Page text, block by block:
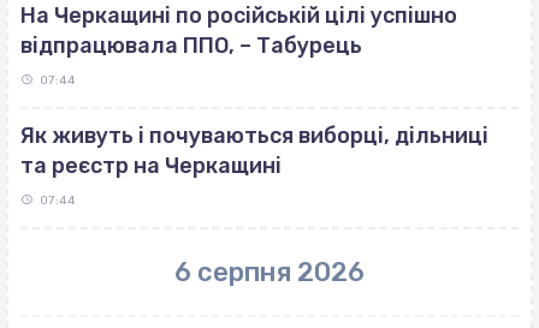
На Черкащині по російській цілі успішно
відпрацювала ППО, – Табурець
07:44
Як живуть і почуваються виборці, дільниці
та реєстр на Черкащині
07:44
6 серпня 2026